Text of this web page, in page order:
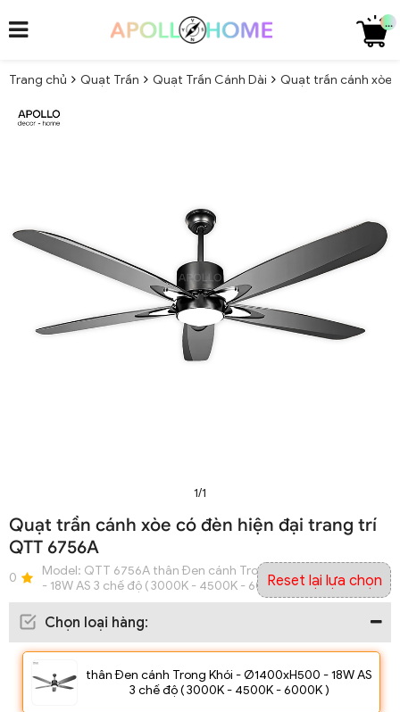
...
Trang chủ Quạt Trần Quạt Trần Cánh Dài Quạt trần cánh xòe
1/1
Quạt trần cánh xòe có đèn hiện đại trang trí
QTT 6756A
0 Model: QTT 6756A thân Đen cánh Trong Khói - Ø1400xH500
- 18W AS 3 chế độ ( 3000K - 4500K - 6000K )
Chọn loại hàng:
thân Đen cánh Trong Khói - Ø1400xH500 - 18W AS
3 chế độ ( 3000K - 4500K - 6000K )
Reset lại lựa chọn